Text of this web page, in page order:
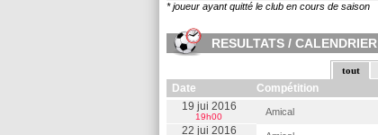
* joueur ayant quitté le club en cours de saison
RESULTATS / CALENDRIER
tout
Date Compétition
19 jui 2016
19h00 Amical
22 jui 2016